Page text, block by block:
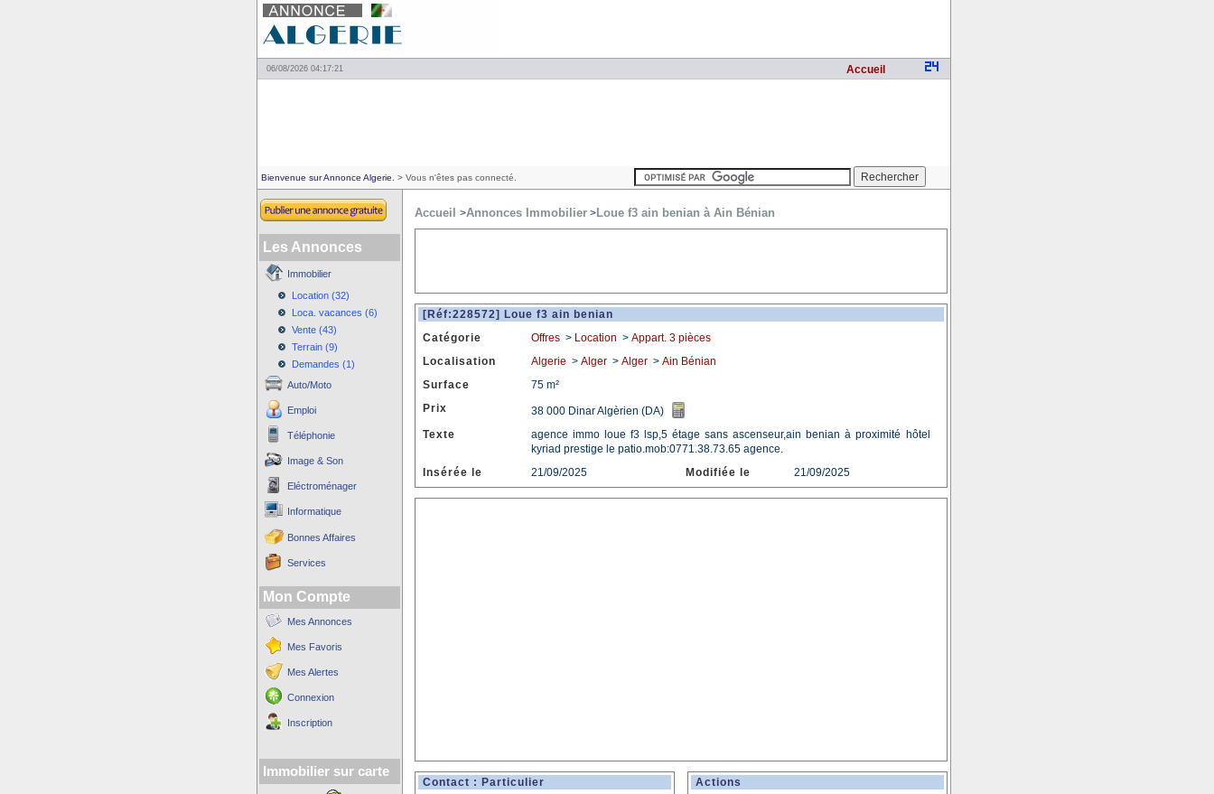
06/08/2026 04:17:21 Accueil
Bienvenue sur Annonce Algerie. > Vous n'êtes pas connecté.
Les Annonces
Immobilier
Location (32)
Loca. vacances (6)
Vente (43)
Terrain (9)
Demandes (1)
Auto/Moto
Emploi
Téléphonie
Image & Son
Eléctroménager
Informatique
Bonnes Affaires
Services
Mon Compte
Mes Annonces
Mes Favoris
Mes Alertes
Connexion
Inscription
Immobilier sur carte
Accueil >Annonces Immobilier>Loue f3 ain benian à Ain Bénian
[Réf:228572] Loue f3 ain benian
Catégorie
Offres> Location > Appart. 3 pièces
Localisation
Algerie > Alger> Alger> Ain Bénian
Surface
75 m²
Prix
38 000 Dinar Algèrien (DA)
Texte
agence immo loue f3 lsp,5 étage sans ascenseur,ain benian à proximité hôtel
kyriad prestige le patio.mob:0771.38.73.65 agence.
Insérée le
21/09/2025 Modifiée le 21/09/2025
Contact : Particulier Actions